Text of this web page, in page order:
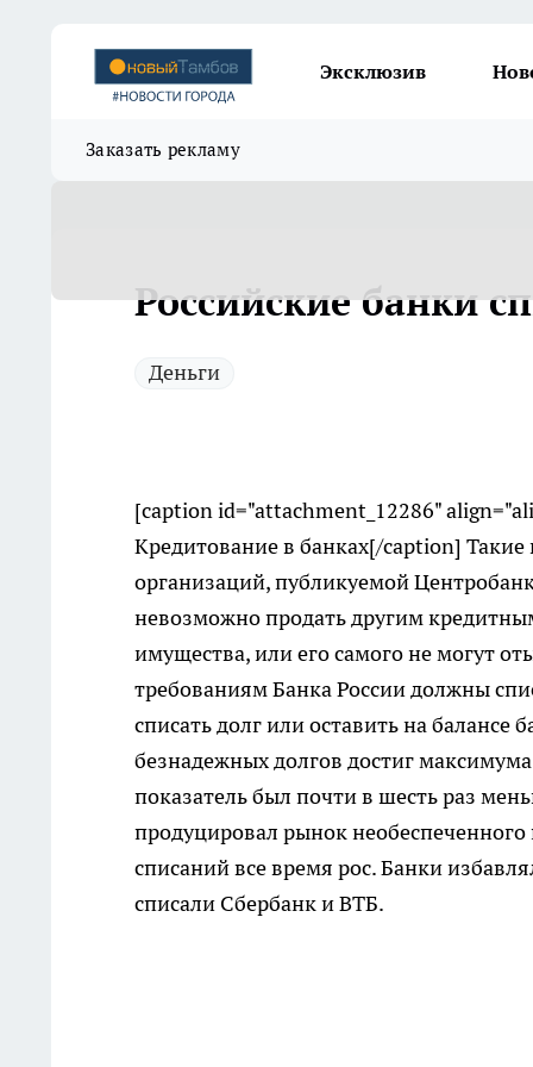
Эксклюзив
Заказать рекламу
Российские банки
Деньги
[caption id="attachment_12286"
Кредитование в банках[/caption]
организаций, публикуемой
невозможно продать другим
имущества, или его самого не могут
требованиям Банка России должны
списать долг или оставить на
безнадежных долгов достиг
показатель был почти в шесть раз
продуцировал рынок необеспеченного
списаний все время рос. Банки
списали Сбербанк и ВТБ.